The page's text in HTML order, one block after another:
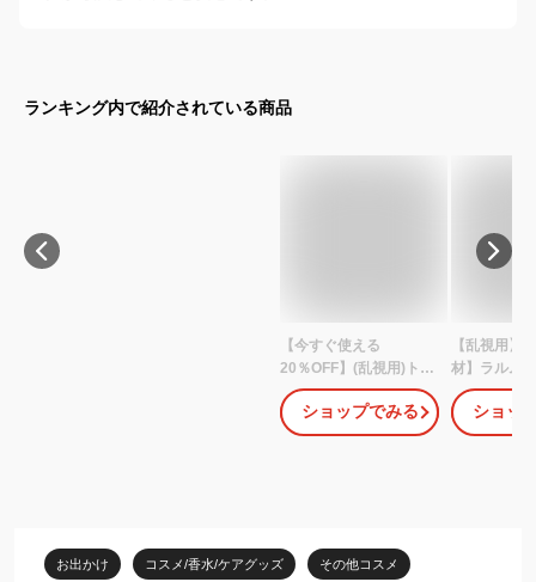
ランキング内で紹介されている商品
【今すぐ使える
20％OFF】(乱視用)トパ
ーズ カラコン カラーコ
ンタクト 指原莉乃モデ
ル 10枚入【2箱】ワンデ
トトパーズ 乱視 乱視用
トーリック 乱視用カラ
ショップでみる
【乱視用】
材】ラルム
イドロゲル
UV トーリ
入り)( 乱視
ショッ
お出かけ コスメ/香水/ケアグッズ その他コスメ